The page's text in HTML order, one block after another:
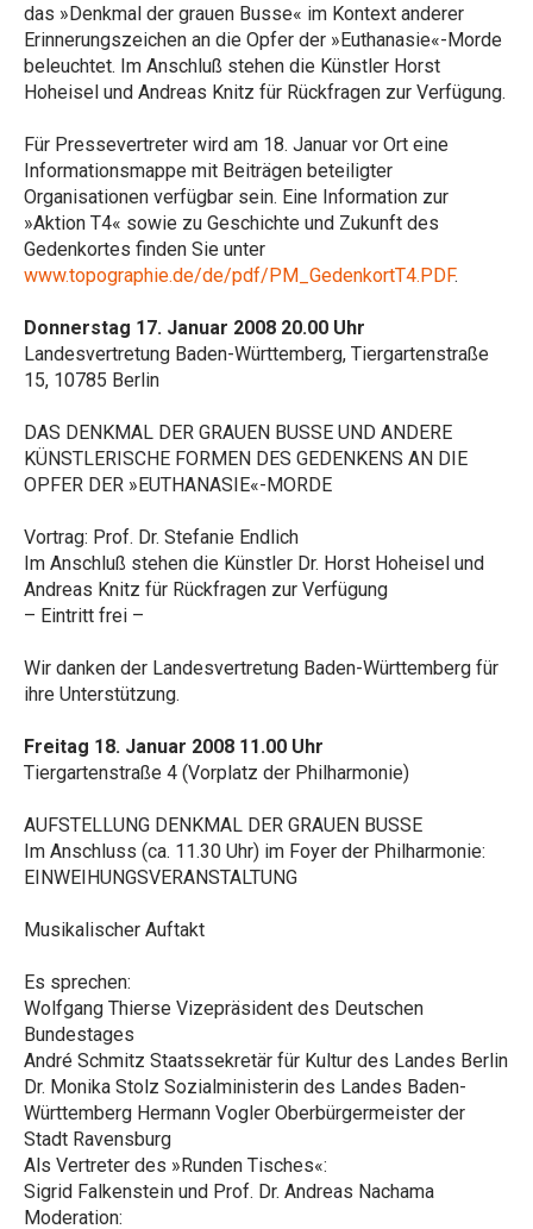
das »Denkmal der grauen Busse« im Kontext anderer
Erinnerungszeichen an die Opfer der »Euthanasie«-Morde
beleuchtet. Im Anschluß stehen die Künstler Horst
Hoheisel und Andreas Knitz für Rückfragen zur Verfügung.
Für Pressevertreter wird am 18. Januar vor Ort eine
Informationsmappe mit Beiträgen beteiligter
Organisationen verfügbar sein. Eine Information zur
»Aktion T4« sowie zu Geschichte und Zukunft des
Gedenkortes finden Sie unter
www.topographie.de/de/pdf/PM_GedenkortT4.PDF.
Donnerstag 17. Januar 2008 20.00 Uhr
Landesvertretung Baden-Württemberg, Tiergartenstraße
15, 10785 Berlin
DAS DENKMAL DER GRAUEN BUSSE UND ANDERE
KÜNSTLERISCHE FORMEN DES GEDENKENS AN DIE
OPFER DER »EUTHANASIE«-MORDE
Vortrag: Prof. Dr. Stefanie Endlich
Im Anschluß stehen die Künstler Dr. Horst Hoheisel und
Andreas Knitz für Rückfragen zur Verfügung
– Eintritt frei –
Wir danken der Landesvertretung Baden-Württemberg für
ihre Unterstützung.
Freitag 18. Januar 2008 11.00 Uhr
Tiergartenstraße 4 (Vorplatz der Philharmonie)
AUFSTELLUNG DENKMAL DER GRAUEN BUSSE
Im Anschluss (ca. 11.30 Uhr) im Foyer der Philharmonie:
EINWEIHUNGSVERANSTALTUNG
Musikalischer Auftakt
Es sprechen:
Wolfgang Thierse Vizepräsident des Deutschen
Bundestages
André Schmitz Staatssekretär für Kultur des Landes Berlin
Dr. Monika Stolz Sozialministerin des Landes Baden-
Württemberg Hermann Vogler Oberbürgermeister der
Stadt Ravensburg
Als Vertreter des »Runden Tisches«:
Sigrid Falkenstein und Prof. Dr. Andreas Nachama
Moderation: